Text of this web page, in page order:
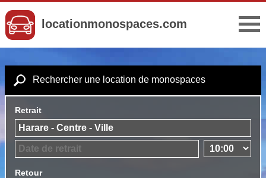
locationmonospaces.com
Rechercher une location de monospaces
Retrait
Retour